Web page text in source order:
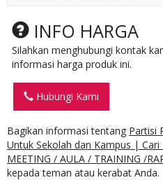
INFO HARGA
Silahkan menghubungi kontak
informasi harga produk ini.
Hubungi Kami
Bagikan informasi tentang Partisi
Untuk Sekolah dan Kampus | Cari
MEETING / AULA / TRAINING /
kepada teman atau kerabat Anda.